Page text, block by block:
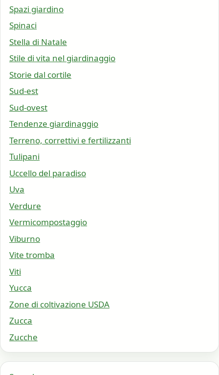
Spazi giardino
Spinaci
Stella di Natale
Stile di vita nel giardinaggio
Storie dal cortile
Sud-est
Sud-ovest
Tendenze giardinaggio
Terreno, correttivi e fertilizzanti
Tulipani
Uccello del paradiso
Uva
Verdure
Vermicompostaggio
Viburno
Vite tromba
Viti
Yucca
Zone di coltivazione USDA
Zucca
Zucche